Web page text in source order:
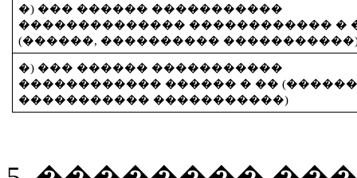
�) ��� ������ �����������
�������������� ������������ �
(������, ����������
�) ��� ������ �����������
������������ ������ � ��
����������� �����������)